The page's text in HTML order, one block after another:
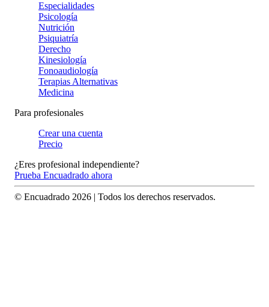
Especialidades
Psicología
Nutrición
Psiquiatría
Derecho
Kinesiología
Fonoaudiología
Terapias Alternativas
Medicina
Para profesionales
Crear una cuenta
Precio
¿Eres profesional independiente?
Prueba Encuadrado ahora
© Encuadrado 2026 | Todos los derechos reservados.